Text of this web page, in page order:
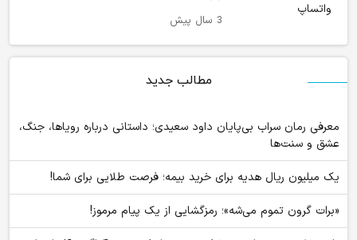
3 سال پیش
مطالب جدید
معرفی رمان سراب بی‌پایان داود سعیدی؛ داستانی درباره رویاها، جنگ،
عشق و سنت‌ها
یک میلیون ریال هدیه برای خرید بیمه؛ فرصت طلایی برای شما!
«برات گرون تموم می‌شه»؛ رمزگشایی از یک پیام مرموز!